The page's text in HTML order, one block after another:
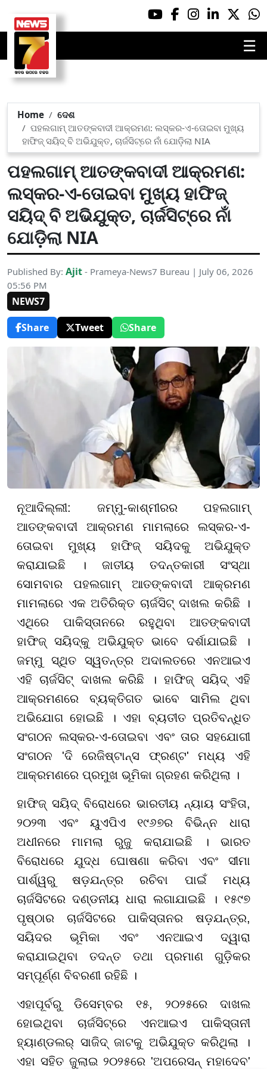
☰
Home
ଦେଶ
ପହଲଗାମ୍ ଆତଙ୍କବାଦୀ ଆକ୍ରମଣ: ଲସ୍କର-ଏ-ତୋଇବା ମୁଖ୍ୟ
ହାଫିଜ୍ ସୟିଦ୍ ବି ଅଭିଯୁକ୍ତ, ଚାର୍ଜସିଟ୍‌ରେ ନାଁ ଯୋଡ଼ିଲା NIA
ପହଲଗାମ୍ ଆତଙ୍କବାଦୀ ଆକ୍ରମଣ:
ଲସ୍କର-ଏ-ତୋଇବା ମୁଖ୍ୟ ହାଫିଜ୍
ସୟିଦ୍ ବି ଅଭିଯୁକ୍ତ, ଚାର୍ଜସିଟ୍‌ରେ ନାଁ
ଯୋଡ଼ିଲା NIA
Published By: Ajit - Prameya-News7 Bureau | July 06, 2026
05:56 PM
NEWS7
Share
Tweet Share
ନୂଆଦିଲ୍ଲୀ: ଜମ୍ମୁ-କାଶ୍ମୀରର ପହଲଗାମ୍
ଆତଙ୍କବାଦୀ ଆକ୍ରମଣ ମାମଲାରେ ଲସ୍କର-ଏ-
ତୋଇବା ମୁଖ୍ୟ ହାଫିଜ୍ ସୟିଦକୁ ଅଭିଯୁକ୍ତ
କରାଯାଇଛି । ଜାତୀୟ ତଦନ୍ତକାରୀ ସଂସ୍ଥା
ସୋମବାର ପହଲଗାମ୍ ଆତଙ୍କବାଦୀ ଆକ୍ରମଣ
ମାମଲାରେ ଏକ ଅତିରିକ୍ତ ଚାର୍ଜସିଟ୍ ଦାଖଲ କରିଛି ।
ଏଥିରେ ପାକିସ୍ତାନରେ ରହୁଥିବା ଆତଙ୍କବାଦୀ
ହାଫିଜ୍ ସୟିଦ୍କୁ ଅଭିଯୁକ୍ତ ଭାବେ ଦର୍ଶାଯାଇଛି ।
ଜମ୍ମୁ ସ୍ଥିତ ସ୍ୱତନ୍ତ୍ର ଅଦାଲତରେ ଏନଆଇଏ
ଏହି ଚାର୍ଜସିଟ୍ ଦାଖଲ କରିଛି । ହାଫିଜ୍ ସୟିଦ୍ ଏହି
ଆକ୍ରମଣରେ ବ୍ୟକ୍ତିଗତ ଭାବେ ସାମିଲ ଥିବା
ଅଭିଯୋଗ ହୋଇଛି । ଏହା ବ୍ୟତୀତ ପ୍ରତିବନ୍ଧିତ
ସଂଗଠନ ଲସ୍କର-ଏ-ତୋଇବା ଏବଂ ତାର ସହଯୋଗୀ
ସଂଗଠନ 'ଦି ରେଜିଷ୍ଟାନ୍ସ ଫ୍ରଣ୍ଟ' ମଧ୍ୟ ଏହି
ଆକ୍ରମଣରେ ପ୍ରମୁଖ ଭୂମିକା ଗ୍ରହଣ କରିଥିଲା ।
ହାଫିଜ୍ ସୟିଦ୍ ବିରୋଧରେ ଭାରତୀୟ ନ୍ୟାୟ ସଂହିତା,
୨୦୨୩ ଏବଂ ୟୁଏପିଏ ୧୯୬୭ର ବିଭିନ୍ନ ଧାରା
ଅଧୀନରେ ମାମଲା ରୁଜୁ କରାଯାଇଛି । ଭାରତ
ବିରୋଧରେ ଯୁଦ୍ଧ ଘୋଷଣା କରିବା ଏବଂ ସୀମା
ପାର୍ଶ୍ୱରୁ ଷଡ଼ଯନ୍ତ୍ର ରଚିବା ପାଇଁ ମଧ୍ୟ
ଚାର୍ଜସିଟରେ ଦଣ୍ଡନୀୟ ଧାରା ଲଗାଯାଇଛି । ୧୫୯୭
ପୃଷ୍ଠାର ଚାର୍ଜସିଟରେ ପାକିସ୍ତାନର ଷଡ଼ଯନ୍ତ୍ର,
ସୟିଦର ଭୂମିକା ଏବଂ ଏନଆଇଏ ଦ୍ୱାରା
କରାଯାଇଥିବା ତଦନ୍ତ ତଥା ପ୍ରମାଣ ଗୁଡ଼ିକର
ସମ୍ପୂର୍ଣ୍ଣ ବିବରଣୀ ରହିଛି ।
ଏହାପୂର୍ବରୁ ଡିସେମ୍ବର ୧୫, ୨୦୨୫ରେ ଦାଖଲ
ହୋଇଥିବା ଚାର୍ଜସିଟ୍ରେ ଏନଆଇଏ ପାକିସ୍ତାନୀ
ହ୍ୟାଣ୍ଡଲର୍ ସାଜିଦ୍ ଜାଟକୁ ଅଭିଯୁକ୍ତ କରିଥିଲା ।
ଏହା ସହିତ ଜୁଲାଇ ୨୦୨୫ରେ 'ଅପରେସନ୍ ମହାଦେବ'